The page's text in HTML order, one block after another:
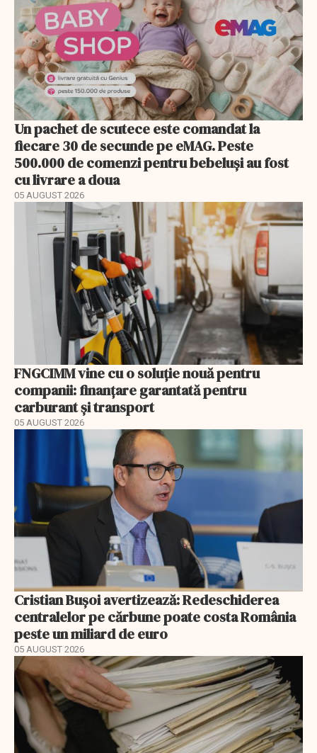
Un pachet de scutece este comandat la
fiecare 30 de secunde pe eMAG. Peste
500.000 de comenzi pentru bebeluși au fost
cu livrare a doua
05 AUGUST 2026
FNGCIMM vine cu o soluție nouă pentru
companii: finanțare garantată pentru
carburant și transport
05 AUGUST 2026
Cristian Bușoi avertizează: Redeschiderea
centralelor pe cărbune poate costa România
peste un miliard de euro
05 AUGUST 2026